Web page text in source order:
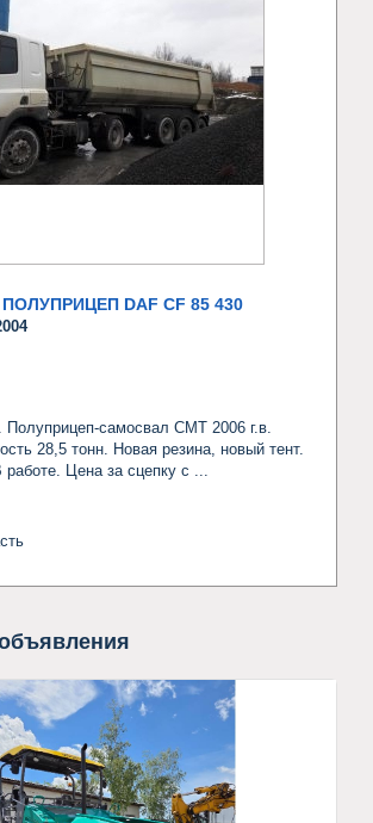
DAF CF 85 430
Полуприцеп-самосвал СМТ 2006 г.в.
28,5 тонн. Новая резина, новый тент.
Цена за сцепку с ...